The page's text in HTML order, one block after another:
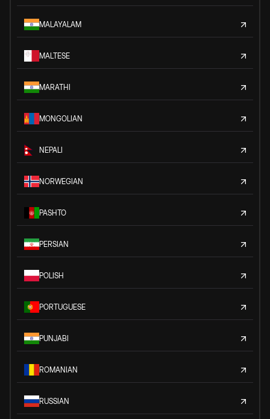
MALAYALAM
MALTESE
MARATHI
MONGOLIAN
NEPALI
NORWEGIAN
PASHTO
PERSIAN
POLISH
PORTUGUESE
PUNJABI
ROMANIAN
RUSSIAN